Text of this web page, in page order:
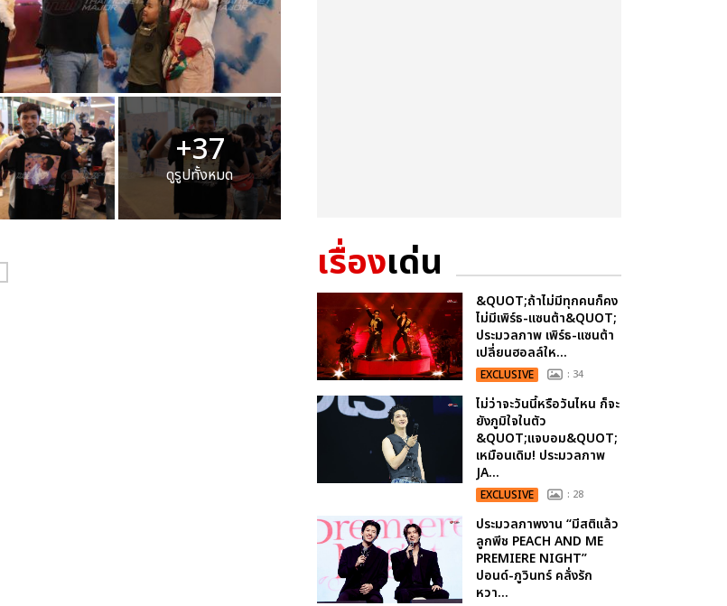
+37
ดูรูปทั้งหมด
เรื่องเด่น
&QUOT;ถ้าไม่มีทุกคนก็คง
ไม่มีเพิร์ธ-แซนต้า&QUOT;
ประมวลภาพ เพิร์ธ-แซนต้า
เปลี่ยนฮอลล์ให...
EXCLUSIVE : 34
ไม่ว่าจะวันนี้หรือวันไหน ก็จะ
ยังภูมิใจในตัว
&QUOT;แจบอม&QUOT;
เหมือนเดิม! ประมวลภาพ
JA...
EXCLUSIVE : 28
ประมวลภาพงาน “มีสติแล้ว
ลูกพีช PEACH AND ME
PREMIERE NIGHT”
ปอนด์-ภูวินทร์ คลั่งรัก
หวา...